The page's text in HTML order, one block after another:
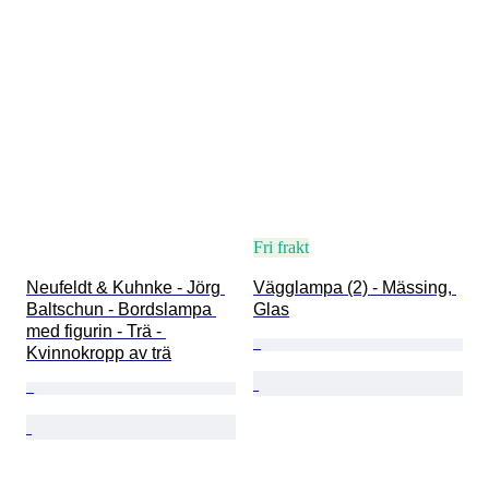
Neufeldt & Kuhnke - Jörg
Baltschun - Bordslampa
med figurin - Trä -
Kvinnokropp av trä
Fri frakt
Vägglampa (2) - Mässing,
Glas